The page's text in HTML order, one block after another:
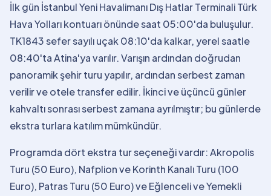
İlk gün İstanbul Yeni Havalimanı Dış Hatlar Terminali Türk
Hava Yolları kontuarı önünde saat 05:00'da buluşulur.
TK1843 sefer sayılı uçak 08:10'da kalkar, yerel saatle
08:40'ta Atina'ya varılır. Varışın ardından doğrudan
panoramik şehir turu yapılır, ardından serbest zaman
verilir ve otele transfer edilir. İkinci ve üçüncü günler
kahvaltı sonrası serbest zamana ayrılmıştır; bu günlerde
ekstra turlara katılım mümkündür.
Programda dört ekstra tur seçeneği vardır: Akropolis
Turu (50 Euro), Nafplion ve Korinth Kanalı Turu (100
Euro), Patras Turu (50 Euro) ve Eğlenceli ve Yemekli